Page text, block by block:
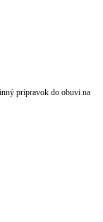
prípravok do obuvi na